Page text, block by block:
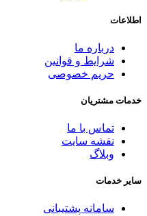
اطلاعات
درباره ما
شرایط و قوانین
حریم خصوصی
خدمات مشتریان
تماس با ما
نقشه سایت
وبلاگ
سایر خدمات
سامانه پشتیبانی